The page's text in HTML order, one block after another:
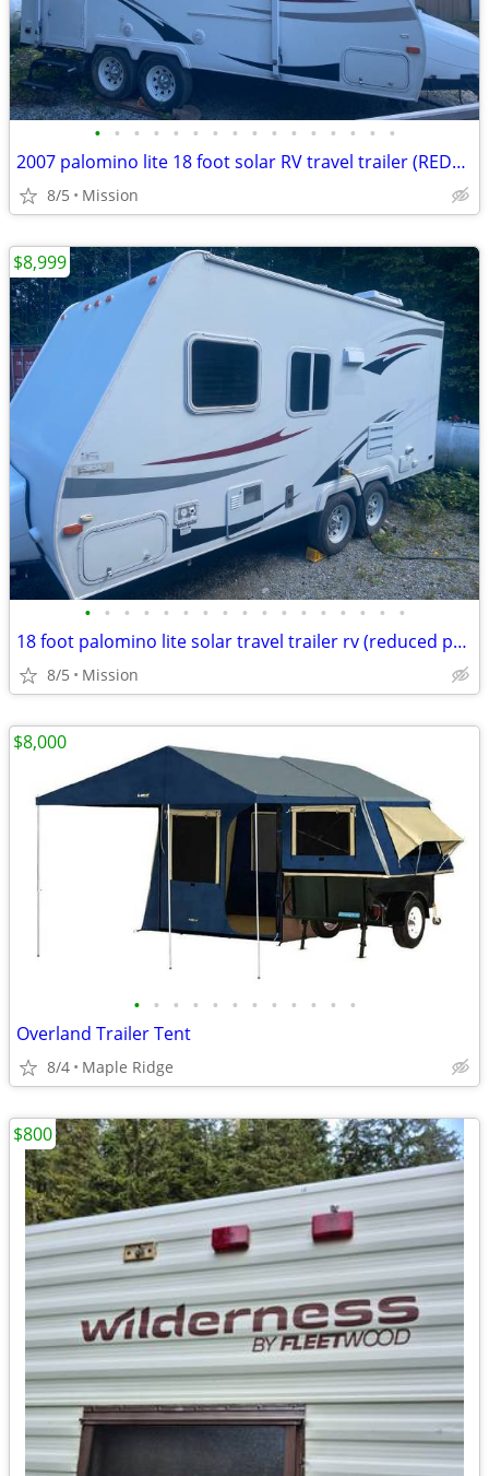
• • • • • • • • • • • • • • • •
2007 palomino lite 18 foot solar RV travel trailer (REDUCED PRICE!)
8/5 Mission
• • • • • • • • • • • • • • • • •
18 foot palomino lite solar travel trailer rv (reduced price)
8/5 Mission
$8,999
• • • • • • • • • • • •
Overland Trailer Tent
8/4 Maple Ridge
$8,000
$800